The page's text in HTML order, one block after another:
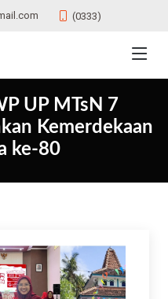
(0333)
UP MTsN 7
Kemerdekaan
ke-80